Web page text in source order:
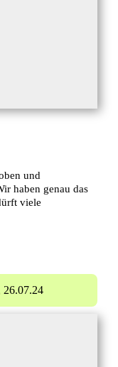
und
haben genau das
viele
26.07.24